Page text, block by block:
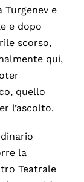
Turgenev e
e dopo
scorso,
qui,
quello
l’ascolto.
la
Teatrale